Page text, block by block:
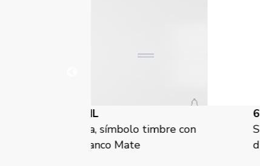
Style, tecla, símbolo timbre con
difusor, Chocolate